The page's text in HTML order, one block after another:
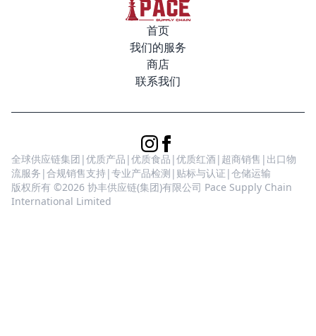
首页
我们的服务
商店
联系我们
全球供应链集团|优质产品|优质食品|优质红酒|超商销售|出口物
流服务|合规销售支持|专业产品检测|贴标与认证|仓储运输
版权所有 ©2026 协丰供应链(集团)有限公司 Pace Supply Chain
International Limited